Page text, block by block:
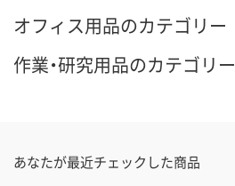
オフィス用品のカテゴリー
作業・研究用品のカテゴリー
あなたが最近チェックした商品